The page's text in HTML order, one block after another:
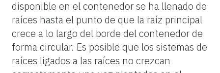
disponible en el contenedor se ha llenado de
raíces hasta el punto de que la raíz principal
crece a lo largo del borde del contenedor de
forma circular. Es posible que los sistemas de
raíces ligados a las raíces no crezcan